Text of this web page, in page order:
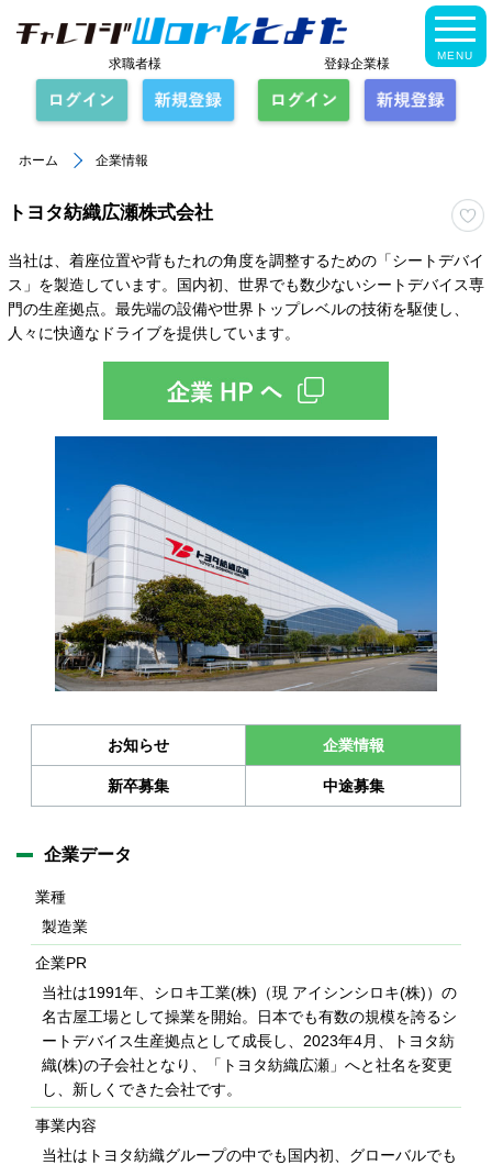
MENU
求職者様 登録企業様
ホーム 企業情報
トヨタ紡織広瀬株式会社
当社は、着座位置や背もたれの角度を調整するための「シートデバイ
ス」を製造しています。国内初、世界でも数少ないシートデバイス専
門の生産拠点。最先端の設備や世界トップレベルの技術を駆使し、
人々に快適なドライブを提供しています。
お知らせ 企業情報
新卒募集 中途募集
企業データ
業種
製造業
企業PR
当社は1991年、シロキ工業(株)（現 アイシンシロキ(株)）の
名古屋工場として操業を開始。日本でも有数の規模を誇るシ
ートデバイス生産拠点として成長し、2023年4月、トヨタ紡
織(株)の子会社となり、「トヨタ紡織広瀬」へと社名を変更
し、新しくできた会社です。
事業内容
当社はトヨタ紡織グループの中でも国内初、グローバルでも